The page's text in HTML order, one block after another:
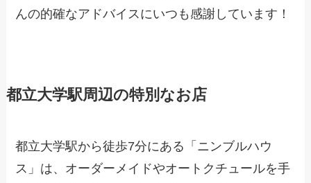
んの的確なアドバイスにいつも感謝しています！
都立大学駅周辺の特別なお店
都立大学駅から徒歩7分にある「ニンブルハウ
ス」は、オーダーメイドやオートクチュールを手